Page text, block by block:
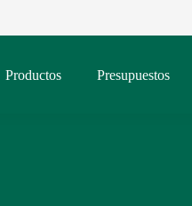
Productos Presupuestos